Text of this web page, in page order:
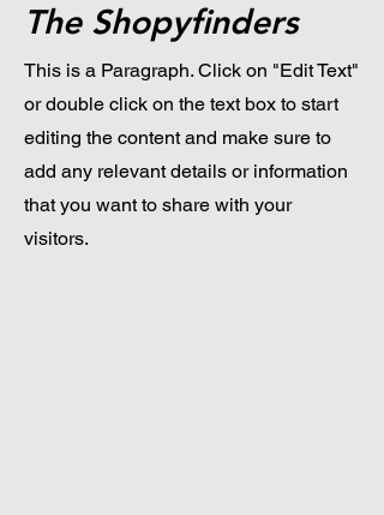
The Shopyfinders
This is a Paragraph. Click on "Edit Text"
or double click on the text box to start
editing the content and make sure to
add any relevant details or information
that you want to share with your
visitors.